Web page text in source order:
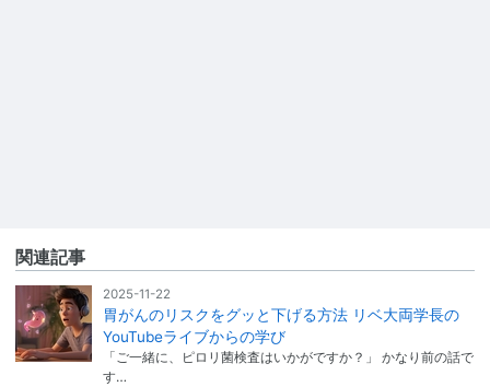
関連記事
2025-11-22
胃がんのリスクをグッと下げる方法 リベ大両学長の
YouTubeライブからの学び
「ご一緒に、ピロリ菌検査はいかがですか？」 かなり前の話で
す…